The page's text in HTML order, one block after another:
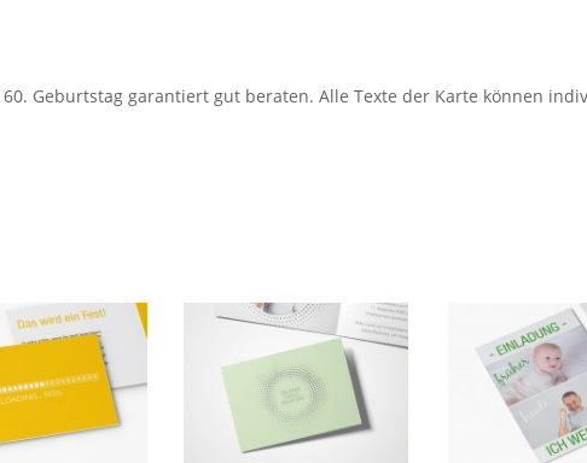
Geburtstag garantiert gut beraten. Alle Texte der Karte können